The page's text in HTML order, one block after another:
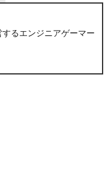
るエンジニアゲーマー